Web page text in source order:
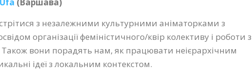
з незалежними культурними аніматорками з
організації феміністичного/квір колективу і роботи з
вони порадять нам, як працювати неієрархічним
ідеї з локальним контекстом.